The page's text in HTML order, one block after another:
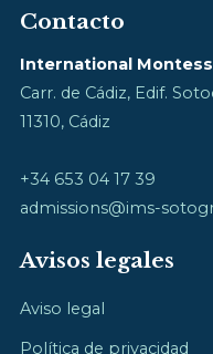
Contacto
International
Carr. de Cádiz, Edif.
11310, Cádiz
+34 653 04 17 39
admissions@ims-
Avisos legales
Aviso legal
Política de privacidad